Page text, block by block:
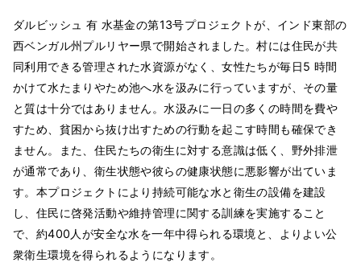
ダルビッシュ 有 水基金の第13号プロジェクトが、インド東部の
西ベンガル州プルリヤー県で開始されました。村には住民が共
同利用できる管理された水資源がなく、女性たちが毎日5 時間
かけて水たまりやため池へ水を汲みに行っていますが、その量
と質は十分ではありません。水汲みに一日の多くの時間を費や
すため、貧困から抜け出すための行動を起こす時間も確保でき
ません。また、住民たちの衛生に対する意識は低く、野外排泄
が通常であり、衛生状態や彼らの健康状態に悪影響が出ていま
す。本プロジェクトにより持続可能な水と衛生の設備を建設
し、住民に啓発活動や維持管理に関する訓練を実施すること
で、約400人が安全な水を一年中得られる環境と、よりよい公
衆衛生環境を得られるようになります。